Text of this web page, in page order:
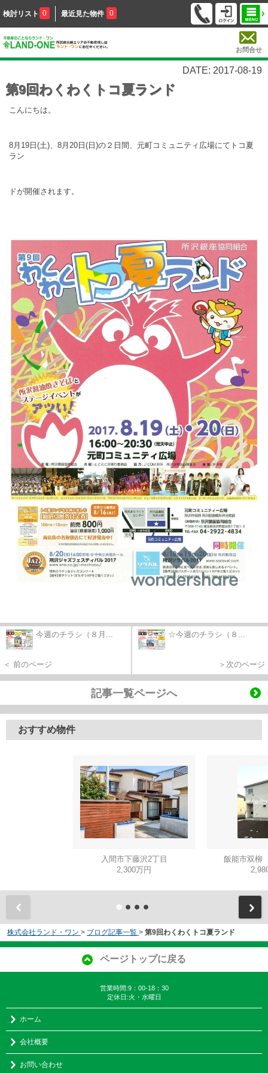
検討リスト 0 最近見た物件 0
お問合せ
DATE: 2017-08-19
第9回わくわくトコ夏ランド
こんにちは。
8月19日(土)、8月20日(日)の２日間、元町コミュニティ広場にてトコ夏
ラン
ドが開催されます。
今週のチラシ（８月...
＜ 前のページ
☆今週のチラシ（８...
＞次のページ
記事一覧ページへ
おすすめ物件
入間市下藤沢2丁目
2,300万円
飯能市双柳
株式会社ランド・ワン > ブログ記事一覧 > 第9回わくわくトコ夏ランド
ページトップに戻る
営業時間:9：00-18：30
定休日:火・水曜日
ホーム
会社概要
お問い合わせ